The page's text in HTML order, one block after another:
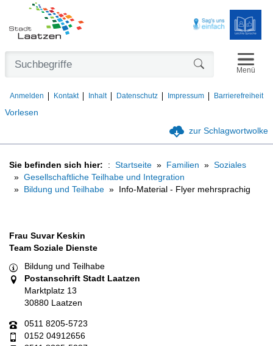
Vorlesen
Anmelden Kontakt Inhalt Datenschutz Impressum Barrierefreiheit
Menü
zur Schlagwortwolke
Sie befinden sich hier: Startseite Familien
Soziales
Gesellschaftliche Teilhabe und Integration
Bildung und Teilhabe
Info-Material - Flyer mehrsprachig
Frau Suvar Keskin
Team Soziale Dienste
Bildung und Teilhabe
Postanschrift Stadt Laatzen
Marktplatz 13
30880 Laatzen
0511 8205-5723
0152 04912656